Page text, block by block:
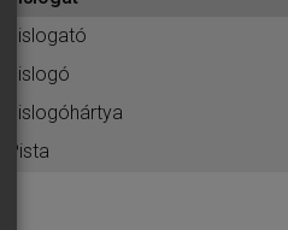
pislogató
pislogó
pislogóhártya
Pista